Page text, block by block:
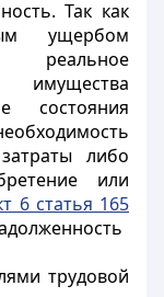
Так как
ущербом
реальное
состояния
либо
или
6 статья 165
трудовой